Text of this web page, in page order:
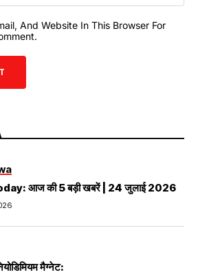
And Website In This Browser For
आज की 5 बड़ी खबरें | 24 जुलाई 2026
मैग्नेट: